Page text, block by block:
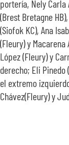
portería, Nely Carla
(Brest Bretagne
(Siofok KC), Ana
(Fleury) y
López (Fleury) y
derecho; Eli Pinedo
el extremo
Chávez(Fleury) y